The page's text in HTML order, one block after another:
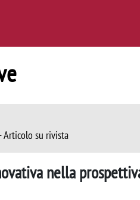
Articolo su rivista
nella